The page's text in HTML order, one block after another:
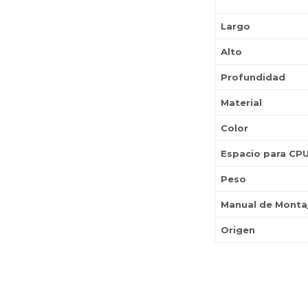
Largo
Alto
Profundidad
Material
Color
Espacio para CPU
Peso
Manual de
Origen